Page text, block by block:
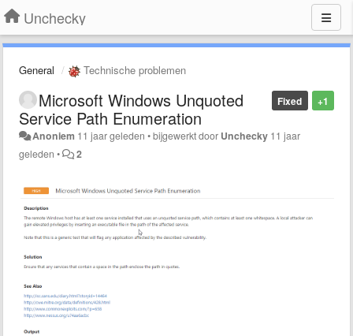
Unchecky
General Technische problemen
+1
Fixed
Microsoft Windows Unquoted
Service Path Enumeration
Anoniem 11 jaar geleden •bijgewerkt door Unchecky 11 jaar
geleden • 2